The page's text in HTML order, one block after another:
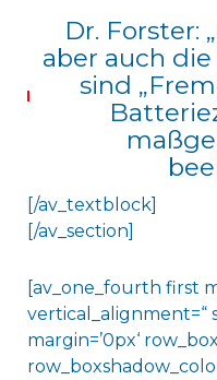
Dr. Forster:
aber auch
sind
[/av_textblock]
[/av_section]
[av_one_fourth first
vertical_alignment=“
margin=’0px‘